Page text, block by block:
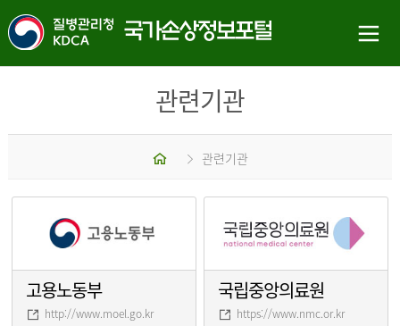
관련기관
홈 관련기관
고용노동부
http://www.moel.go.kr
국립중앙의료원
https://www.nmc.or.kr